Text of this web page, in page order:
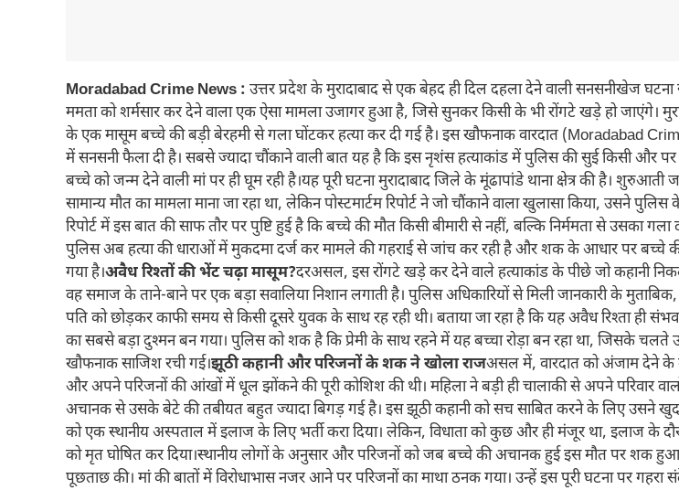
Moradabad Crime News : उत्तर प्रदेश के मुरादाबाद से एक बेहद ही दिल दहला देने वाली सनसनीखेज
ममता को शर्मसार कर देने वाला एक ऐसा मामला उजागर हुआ है, जिसे सुनकर किसी के भी रोंगटे खड़े हो जाएंगे।
के एक मासूम बच्चे की बड़ी बेरहमी से गला घोंटकर हत्या कर दी गई है। इस खौफनाक वारदात (Moradabad
में सनसनी फैला दी है। सबसे ज्यादा चौंकाने वाली बात यह है कि इस नृशंस हत्याकांड में पुलिस की सुई किसी और
बच्चे को जन्म देने वाली मां पर ही घूम रही है।यह पूरी घटना मुरादाबाद जिले के मूंढापांडे थाना क्षेत्र की है। शुरुआती
सामान्य मौत का मामला माना जा रहा था, लेकिन पोस्टमार्टम रिपोर्ट ने जो चौंकाने वाला खुलासा किया, उसने पुलिस
रिपोर्ट में इस बात की साफ तौर पर पुष्टि हुई है कि बच्चे की मौत किसी बीमारी से नहीं, बल्कि निर्ममता से उसका
पुलिस अब हत्या की धाराओं में मुकदमा दर्ज कर मामले की गहराई से जांच कर रही है और शक के आधार पर बच्चे की
गया है।अवैध रिश्तों की भेंट चढ़ा मासूम?दरअसल, इस रोंगटे खड़े कर देने वाले हत्याकांड के पीछे जो कहानी
वह समाज के ताने-बाने पर एक बड़ा सवालिया निशान लगाती है। पुलिस अधिकारियों से मिली जानकारी के
पति को छोड़कर काफी समय से किसी दूसरे युवक के साथ रह रही थी। बताया जा रहा है कि यह अवैध रिश्ता ही
का सबसे बड़ा दुश्मन बन गया। पुलिस को शक है कि प्रेमी के साथ रहने में यह बच्चा रोड़ा बन रहा था, जिसके चलते
खौफनाक साजिश रची गई।झूठी कहानी और परिजनों के शक ने खोला राजअसल में, वारदात को अंजाम देने के
और अपने परिजनों की आंखों में धूल झोंकने की पूरी कोशिश की थी। महिला ने बड़ी ही चालाकी से अपने परिवार
अचानक से उसके बेटे की तबीयत बहुत ज्यादा बिगड़ गई है। इस झूठी कहानी को सच साबित करने के लिए उसने
को एक स्थानीय अस्पताल में इलाज के लिए भर्ती करा दिया। लेकिन, विधाता को कुछ और ही मंजूर था, इलाज के
को मृत घोषित कर दिया।स्थानीय लोगों के अनुसार और परिजनों को जब बच्चे की अचानक हुई इस मौत पर शक
पूछताछ की। मां की बातों में विरोधाभास नजर आने पर परिजनों का माथा ठनक गया। उन्हें इस पूरी घटना पर